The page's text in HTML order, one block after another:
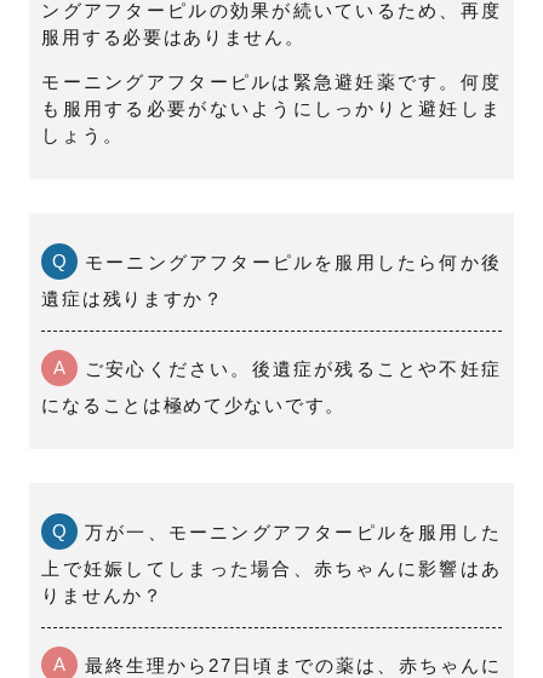
ングアフターピルの効果が続いているため、再度
服用する必要はありません。
モーニングアフターピルは緊急避妊薬です。何度
も服用する必要がないようにしっかりと避妊しま
しょう。
Q
モーニングアフターピルを服用したら何か後
遺症は残りますか？
A
ご安心ください。後遺症が残ることや不妊症
になることは極めて少ないです。
Q
万が一、モーニングアフターピルを服用した
上で妊娠してしまった場合、赤ちゃんに影響はあ
りませんか？
A
最終生理から27日頃までの薬は、赤ちゃんに